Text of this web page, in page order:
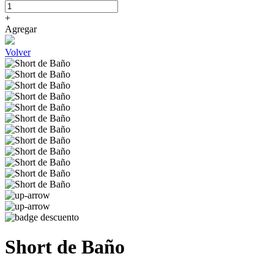
+
Agregar
Volver
Short de Baño